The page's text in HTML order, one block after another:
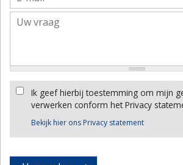
Ik geef hierbij toestemming om mijn
verwerken conform het Privacy
Bekijk hier ons Privacy statement